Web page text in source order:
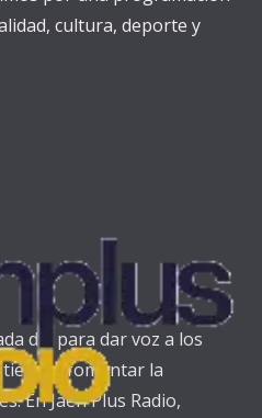
cultura, deporte y
día para dar voz a los
y fomentar la
En Jaén Plus Radio,